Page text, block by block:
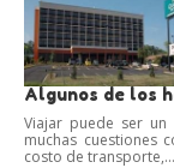
Algunos de los
Viajar puede ser un
muchas cuestiones
costo de transporte,...